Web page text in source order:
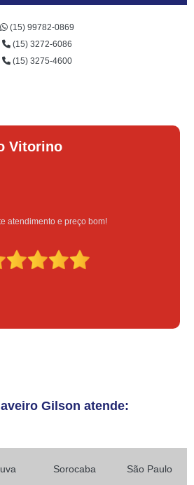
(15) 99782-0869
(15) 3272-6086
(15) 3275-4600
Donadel
na hora e de qualidade
Gilson atende:
Sorocaba São Paulo